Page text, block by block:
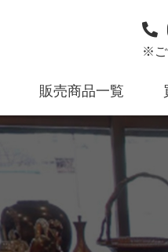
※ご
販売商品一覧